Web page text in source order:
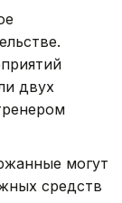
двух
могут
средств